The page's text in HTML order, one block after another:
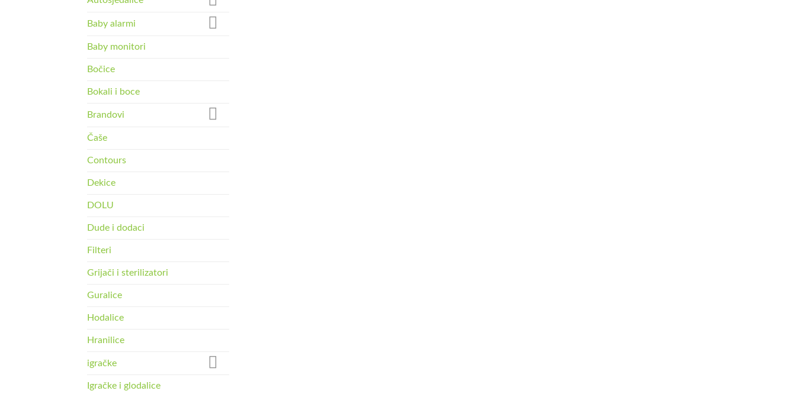
Baby alarmi
Baby monitori
Bočice
Bokali i boce
Brandovi
Čaše
Contours
Dekice
DOLU
Dude i dodaci
Filteri
Grijači i sterilizatori
Guralice
Hodalice
Hranilice
igračke
Igračke i glodalice